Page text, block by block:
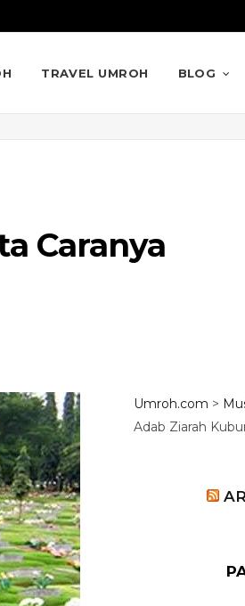
TRAVEL UMROH BLOG
Caranya
Umroh.com >
Adab Ziarah